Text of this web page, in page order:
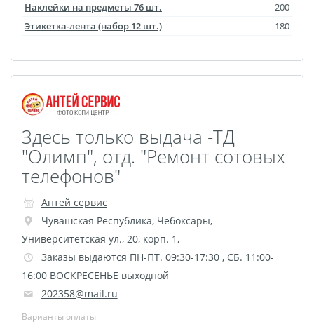
Наклейки на предметы 76 шт.
200
Этикетка-лента (набор 12 шт.)
180
Здесь только выдача -ТД
"Олимп", отд. "Ремонт сотовых
телефонов"
Антей сервис
Чувашская Республика, Чебоксары,
Университетская ул., 20, корп. 1,
Заказы выдаются ПН-ПТ. 09:30-17:30 , СБ. 11:00-
16:00 ВОСКРЕСЕНЬЕ выходной
202358@mail.ru
Варианты оплаты